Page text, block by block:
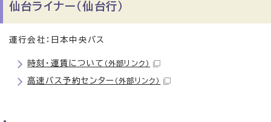
仙台ライナー（仙台行）
運行会社：日本中央バス
時刻・運賃について （外部リンク）
高速バス予約センター （外部リンク）